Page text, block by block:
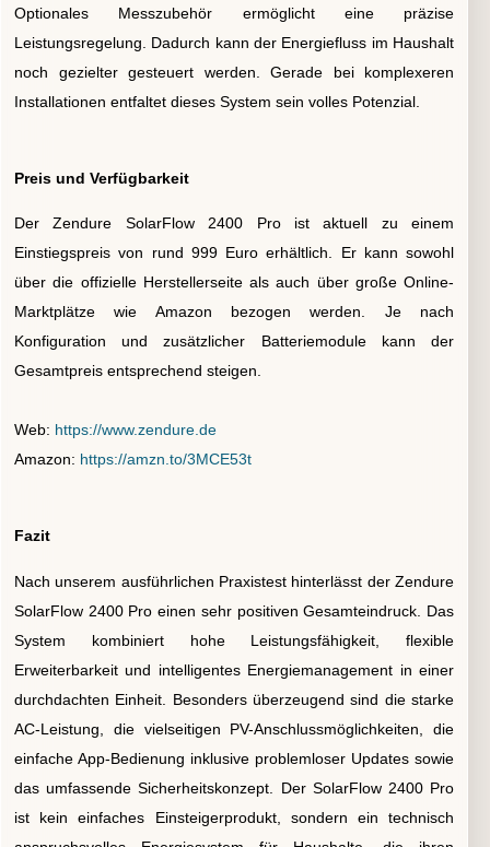
Optionales Messzubehör ermöglicht eine präzise
Leistungsregelung. Dadurch kann der Energiefluss im Haushalt
noch gezielter gesteuert werden. Gerade bei komplexeren
Installationen entfaltet dieses System sein volles Potenzial.
Preis und Verfügbarkeit
Der Zendure SolarFlow 2400 Pro ist aktuell zu einem
Einstiegspreis von rund 999 Euro erhältlich. Er kann sowohl
über die offizielle Herstellerseite als auch über große Online-
Marktplätze wie Amazon bezogen werden. Je nach
Konfiguration und zusätzlicher Batteriemodule kann der
Gesamtpreis entsprechend steigen.
Web: https://www.zendure.de
Amazon: https://amzn.to/3MCE53t
Fazit
Nach unserem ausführlichen Praxistest hinterlässt der Zendure
SolarFlow 2400 Pro einen sehr positiven Gesamteindruck. Das
System kombiniert hohe Leistungsfähigkeit, flexible
Erweiterbarkeit und intelligentes Energiemanagement in einer
durchdachten Einheit. Besonders überzeugend sind die starke
AC-Leistung, die vielseitigen PV-Anschlussmöglichkeiten, die
einfache App-Bedienung inklusive problemloser Updates sowie
das umfassende Sicherheitskonzept. Der SolarFlow 2400 Pro
ist kein einfaches Einsteigerprodukt, sondern ein technisch